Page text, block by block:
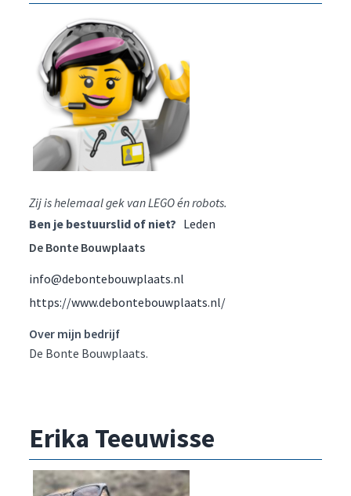
Zij is helemaal gek van LEGO én robots.
Ben je bestuurslid of niet? Leden
De Bonte Bouwplaats
info@debontebouwplaats.nl
https://www.debontebouwplaats.nl/
Over mijn bedrijf
De Bonte Bouwplaats.
Erika Teeuwisse